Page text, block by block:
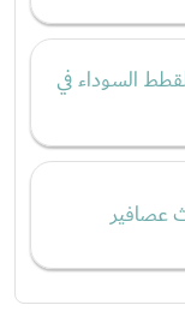
السوداء في
عصافير